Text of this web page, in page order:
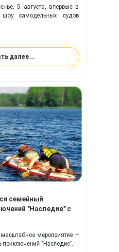
5 августа, впервые в
шоу самодельных судов
далее...
семейный
"Наследие" с
мероприятие –
приключений "Наследие".